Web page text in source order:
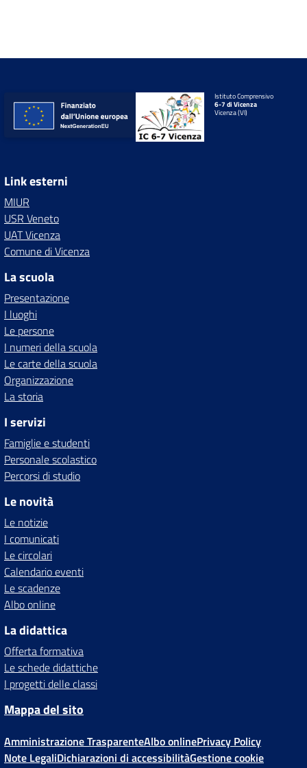
Istituto Comprensivo
6-7 di Vicenza
Vicenza (VI)
Link esterni
MIUR
USR Veneto
UAT Vicenza
Comune di Vicenza
La scuola
Presentazione
I luoghi
Le persone
I numeri della scuola
Le carte della scuola
Organizzazione
La storia
I servizi
Famiglie e studenti
Personale scolastico
Percorsi di studio
Le novità
Le notizie
I comunicati
Le circolari
Calendario eventi
Le scadenze
Albo online
La didattica
Offerta formativa
Le schede didattiche
I progetti delle classi
Mappa del sito
Amministrazione TrasparenteAlbo onlinePrivacy Policy
Note LegaliDichiarazioni di accessibilitàGestione cookie